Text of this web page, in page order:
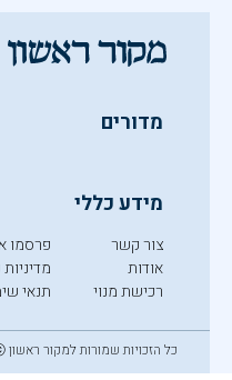
מדורים
מידע כללי
צור קשר
אודות
רכישת מנוי
פרסמו
תנאי
כל הזכויות שמורות למקור ראשון ⓒ